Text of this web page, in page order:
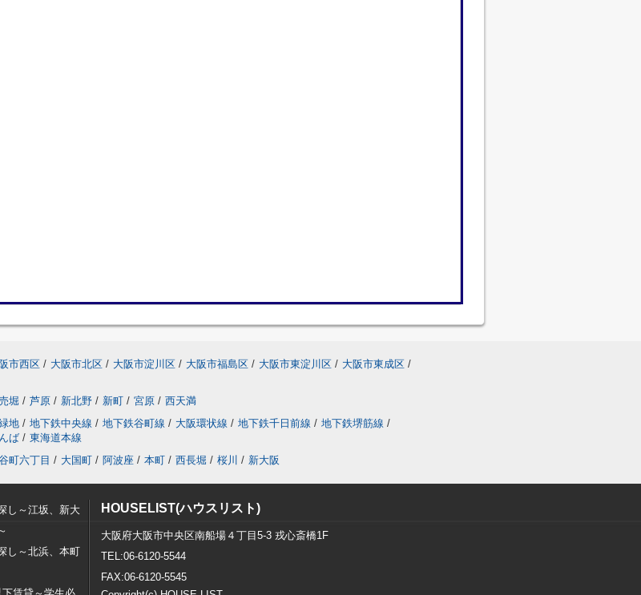
市西区 / 大阪市北区 / 大阪市淀川区 / 大阪市福島区 / 大阪市東淀川区 / 大阪市東成区 /
堀 / 芦原 / 新北野 / 新町 / 宮原 / 西天満
地 / 地下鉄中央線 / 地下鉄谷町線 / 大阪環状線 / 地下鉄千日前線 / 地下鉄堺筋線 /
ば / 東海道本線
町六丁目 / 大国町 / 阿波座 / 本町 / 西長堀 / 桜川 / 新大阪
し～江坂、新大
し～北浜、本町
HOUSELIST(ハウスリスト)
大阪府大阪市中央区南船場４丁目5-3 戎心斎橋1F
TEL:06-6120-5544
FAX:06-6120-5545